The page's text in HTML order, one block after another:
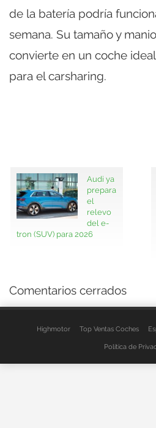
de la batería podría
semana. Su tamaño y
convierte en un coche
para el carsharing.
Audi ya
prepara
el
relevo
del e-
tron (SUV) para 2026
Comentarios cerrados
Highmotor Top Ventas Coches
Política de